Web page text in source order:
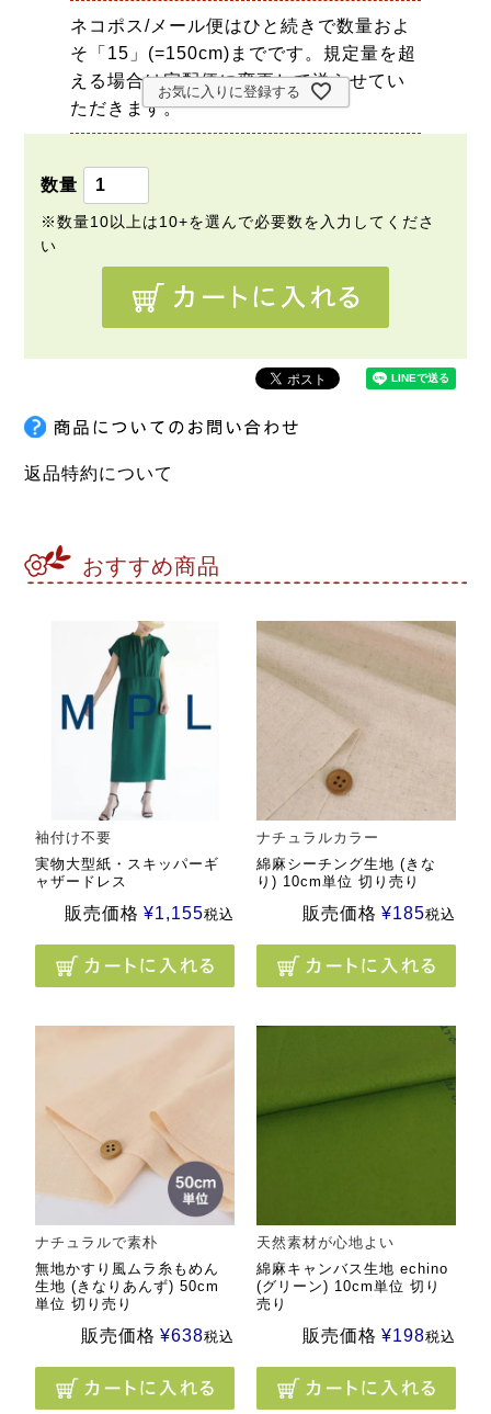
ネコポス/メール便はひと続きで数量およ
そ「15」(=150cm)までです。規定量を超
える場合は宅配便に変更して送らせてい
ただきます。
お気に入りに登録する
返品特約について
おすすめ商品
袖付け不要
実物大型紙・スキッパーギ
ャザードレス
販売価格 ¥1,155税込
ナチュラルカラー
綿麻シーチング生地 (きな
り) 10cm単位 切り売り
販売価格 ¥185税込
ナチュラルで素朴
無地かすり風ムラ糸もめん
生地 (きなりあんず) 50cm
単位 切り売り
販売価格 ¥638税込
天然素材が心地よい
綿麻キャンバス生地 echino
(グリーン) 10cm単位 切り
売り
販売価格 ¥198税込